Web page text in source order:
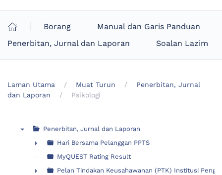
Borang
Manual dan Garis Panduan
Penerbitan, Jurnal dan Laporan
Soalan Lazim
Laman Utama Muat Turun
Penerbitan, Jurnal
dan Laporan
Psikologi
Penerbitan, Jurnal dan Laporan
►
Hari Bersama Pelanggan PPTS
MyQUEST Rating Result
Pelan Tindakan Keusahawanan (PTK) Institusi